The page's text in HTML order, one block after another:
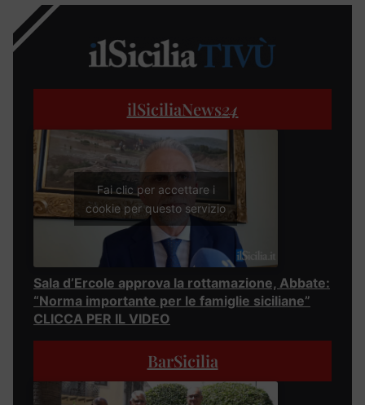
ilSiciliaNews24
Fai clic per accettare i
cookie per questo servizio
Sala d’Ercole approva la rottamazione, Abbate:
“Norma importante per le famiglie siciliane”
CLICCA PER IL VIDEO
BarSicilia